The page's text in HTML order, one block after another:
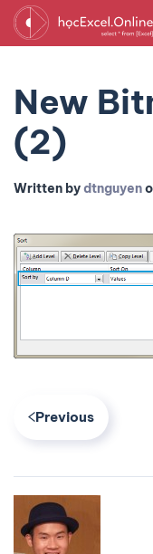
New
(2)
Written bydtnguyen
Previous